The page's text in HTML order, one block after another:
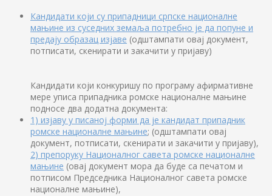
Кандидати који су припадници српске националне
мањине из суседних земаља потребно је да попуне и
предају образац изјаве (одштампати овај документ,
потписати, скенирати и закачити у пријаву)
Кандидати који конкуришу по програму афирмативне
мере уписа припадника ромске националне мањине
подносе два додатна документа:
1) изјаву у писаној форми да је кандидат припадник
ромске националне мањине; (одштампати овај
документ, потписати, скенирати и закачити у пријаву),
2) препоруку Националног савета ромске националне
мањине (овај документ мора да буде са печатом и
потписом Председника Националног савета ромске
националне мањине),